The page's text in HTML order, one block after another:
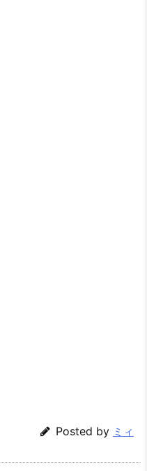
Posted by ミィ